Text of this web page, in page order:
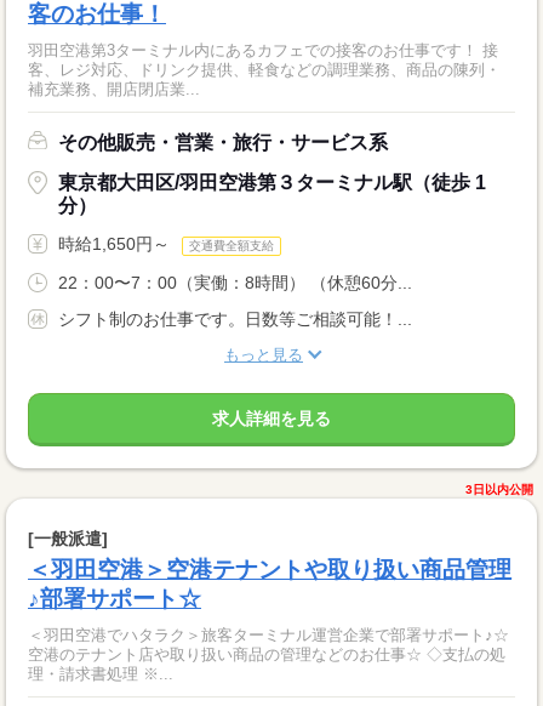
客のお仕事！
羽田空港第3ターミナル内にあるカフェでの接客のお仕事です！ 接
客、レジ対応、ドリンク提供、軽食などの調理業務、商品の陳列・
補充業務、開店閉店業...
その他販売・営業・旅行・サービス系
東京都大田区/羽田空港第３ターミナル駅（徒歩 1
分）
時給1,650円～ 交通費全額支給
22：00〜7：00（実働：8時間） （休憩60分...
シフト制のお仕事です。日数等ご相談可能！...
もっと見る
求人詳細を見る
3日以内公開
[一般派遣]
＜羽田空港＞空港テナントや取り扱い商品管理
♪部署サポート☆
＜羽田空港でハタラク＞旅客ターミナル運営企業で部署サポート♪☆
空港のテナント店や取り扱い商品の管理などのお仕事☆ ◇支払の処
理・請求書処理 ※...